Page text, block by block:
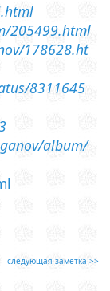
205499.html
178628.ht
8311645
album/
следующая заметка >>